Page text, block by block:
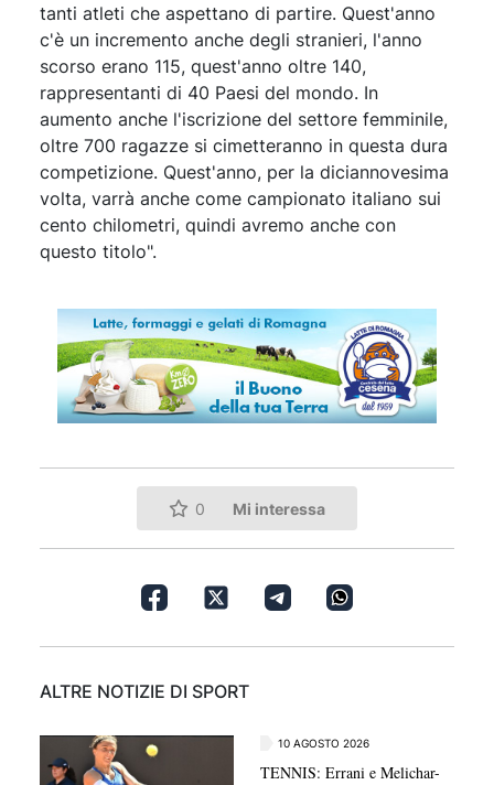
tanti atleti che aspettano di partire. Quest'anno
c'è un incremento anche degli stranieri, l'anno
scorso erano 115, quest'anno oltre 140,
rappresentanti di 40 Paesi del mondo. In
aumento anche l'iscrizione del settore femminile,
oltre 700 ragazze si cimetteranno in questa dura
competizione. Quest'anno, per la diciannovesima
volta, varrà anche come campionato italiano sui
cento chilometri, quindi avremo anche con
questo titolo".
0 Mi interessa
ALTRE NOTIZIE DI SPORT
10 AGOSTO 2026
TENNIS: Errani e Melichar-